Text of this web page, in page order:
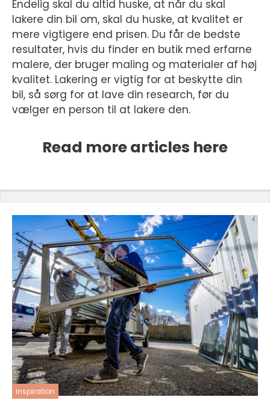
Endelig skal du altid huske, at når du skal
lakere din bil om, skal du huske, at kvalitet er
mere vigtigere end prisen. Du får de bedste
resultater, hvis du finder en butik med erfarne
malere, der bruger maling og materialer af høj
kvalitet. Lakering er vigtig for at beskytte din
bil, så sørg for at lave din research, før du
vælger en person til at lakere den.
Read more articles here
inspiration